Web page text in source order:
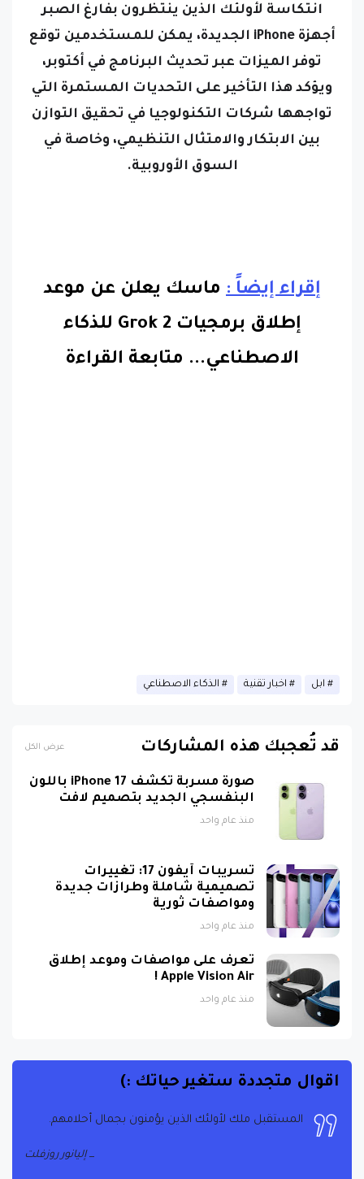
انتكاسة لأولئك الذين ينتظرون بفارغ الصبر
أجهزة iPhone الجديدة، يمكن للمستخدمين توقع
توفر الميزات عبر تحديث البرنامج في أكتوبر،
ويؤكد هذا التأخير على التحديات المستمرة التي
تواجهها شركات التكنولوجيا في تحقيق التوازن
بين الابتكار والامتثال التنظيمي، وخاصة في
السوق الأوروبية.
إقراء إيضاً : ماسك يعلن عن موعد
إطلاق برمجيات Grok 2 للذكاء
الاصطناعي... متابعة القراءة
ابل اخبار تقنية الذكاء الاصطناعي
قد تُعجبك هذه المشاركات عرض الكل
صورة مسربة تكشف iPhone 17 باللون
البنفسجي الجديد بتصميم لافت
منذ عام واحد
تسريبات آيفون 17: تغييرات
تصميمية شاملة وطرازات جديدة
ومواصفات ثورية
منذ عام واحد
تعرف على مواصفات وموعد إطلاق
Apple Vision Air !
منذ عام واحد
اقوال متجددة ستغير حياتك :)
المستقبل ملك لأولئك الذين يؤمنون بجمال أحلامهم.
إليانور روزفلت